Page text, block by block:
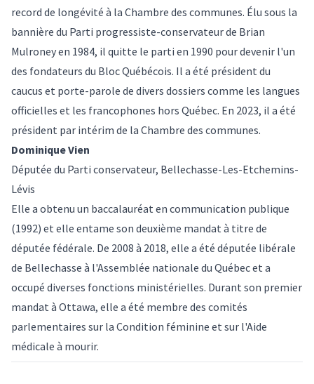
record de longévité à la Chambre des communes. Élu sous la
bannière du Parti progressiste-conservateur de Brian
Mulroney en 1984, il quitte le parti en 1990 pour devenir l'un
des fondateurs du Bloc Québécois. Il a été président du
caucus et porte-parole de divers dossiers comme les langues
officielles et les francophones hors Québec. En 2023, il a été
président par intérim de la Chambre des communes.
Dominique Vien
Députée du Parti conservateur, Bellechasse-Les-Etchemins-
Lévis
Elle a obtenu un baccalauréat en communication publique
(1992) et elle entame son deuxième mandat à titre de
députée fédérale. De 2008 à 2018, elle a été députée libérale
de Bellechasse à l'Assemblée nationale du Québec et a
occupé diverses fonctions ministérielles. Durant son premier
mandat à Ottawa, elle a été membre des comités
parlementaires sur la Condition féminine et sur l'Aide
médicale à mourir.